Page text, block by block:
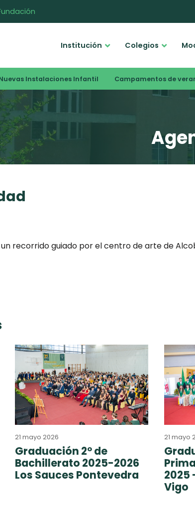
Institución Colegios
Instalaciones Infantil Campamentos de
recorrido guiado por el centro de arte de
21 mayo 2026
Graduación 2º de
Bachillerato 2025-2026
Los Sauces Pontevedra
21 mayo
2025
Vigo